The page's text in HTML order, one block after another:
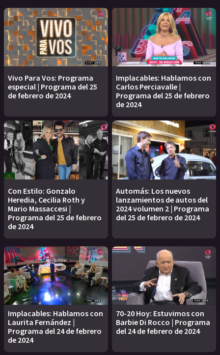
Vivo Para Vos: Programa
especial | Programa del 25
de febrero de 2024
Implacables: Hablamos con
Carlos Perciavalle |
Programa del 25 de febrero
de 2024
Con Estilo: Gonzalo
Heredia, Cecilia Roth y
Mario Massaccesi |
Programa del 25 de febrero
de 2024
Automás: Los nuevos
lanzamientos de autos del
2024 volumen 2 | Programa
del 25 de febrero de 2024
Implacables: Hablamos con
Laurita Fernández |
Programa del 24 de febrero
de 2024
70-20 Hoy: Estuvimos con
Barbie Di Rocco | Programa
del 24 de febrero de 2024